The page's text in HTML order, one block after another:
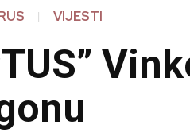
VIJESTI